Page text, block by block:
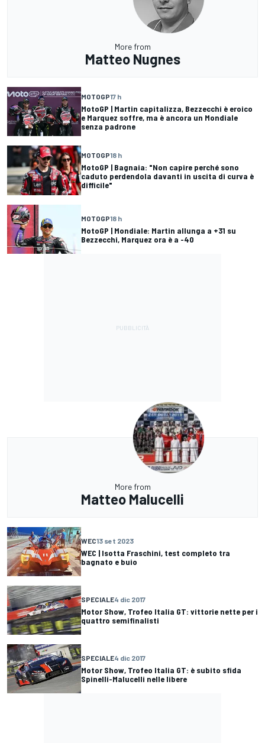
More from
Matteo Nugnes
MOTOGP17 h
MotoGP | Martin capitalizza, Bezzecchi è eroico
e Marquez soffre, ma è ancora un Mondiale
senza padrone
MOTOGP18 h
MotoGP | Bagnaia: "Non capire perché sono
caduto perdendola davanti in uscita di curva è
difficile"
MOTOGP18 h
MotoGP | Mondiale: Martin allunga a +31 su
Bezzecchi, Marquez ora è a -40
More from
Matteo Malucelli
WEC13 set 2023
WEC | Isotta Fraschini, test completo tra
bagnato e buio
SPECIALE4 dic 2017
Motor Show, Trofeo Italia GT: vittorie nette per i
quattro semifinalisti
SPECIALE4 dic 2017
Motor Show, Trofeo Italia GT: è subito sfida
Spinelli-Malucelli nelle libere